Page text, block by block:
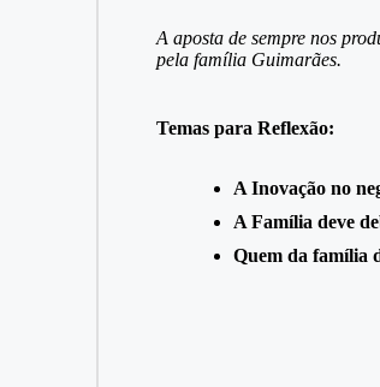
A aposta de sempre nos
pela família Guimarães.
Temas para Reflexão:
A Inovação no
A Família deve
Quem da família